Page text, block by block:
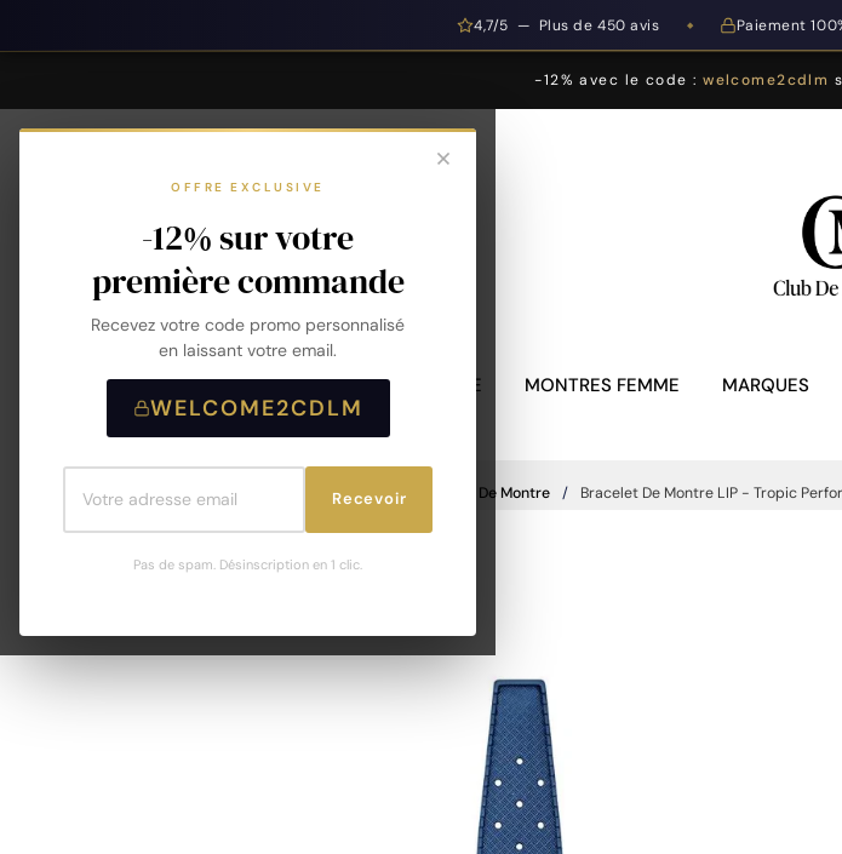
4,7/5 — Plus de 450 avis ◆ Paiement
-12% avec le code :welcome2cdlm
OFFRE EXCLUSIVE
-12% sur votre
première commande
Recevez votre code promo personnalisé
en laissant votre email.
WELCOME2CDLM
Recevoir
Pas de spam. Désinscription en 1 clic.
MONTRES HOMME MONTRES FEMME MARQUES
Accueil Accessoires De Montre Bracelet De Montre Bracelet De Montre LIP - Tropic